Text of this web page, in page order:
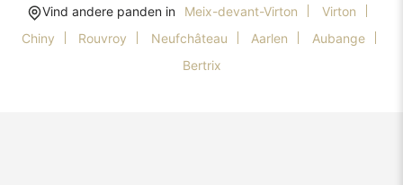
Vind andere panden in Meix-devant-Virton
Virton
Chiny
Rouvroy Neufchâteau Aarlen
Aubange
Bertrix